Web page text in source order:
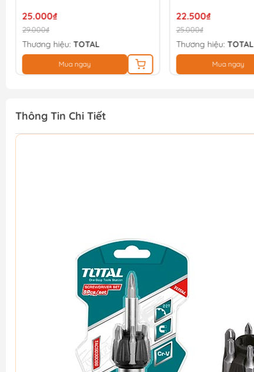
25.000₫
29.000₫
Thương hiệu: TOTAL
Mua ngay
22.500₫
25.000₫
Thương hiệu: TOTAL
Mua ngay
Thông Tin Chi Tiết